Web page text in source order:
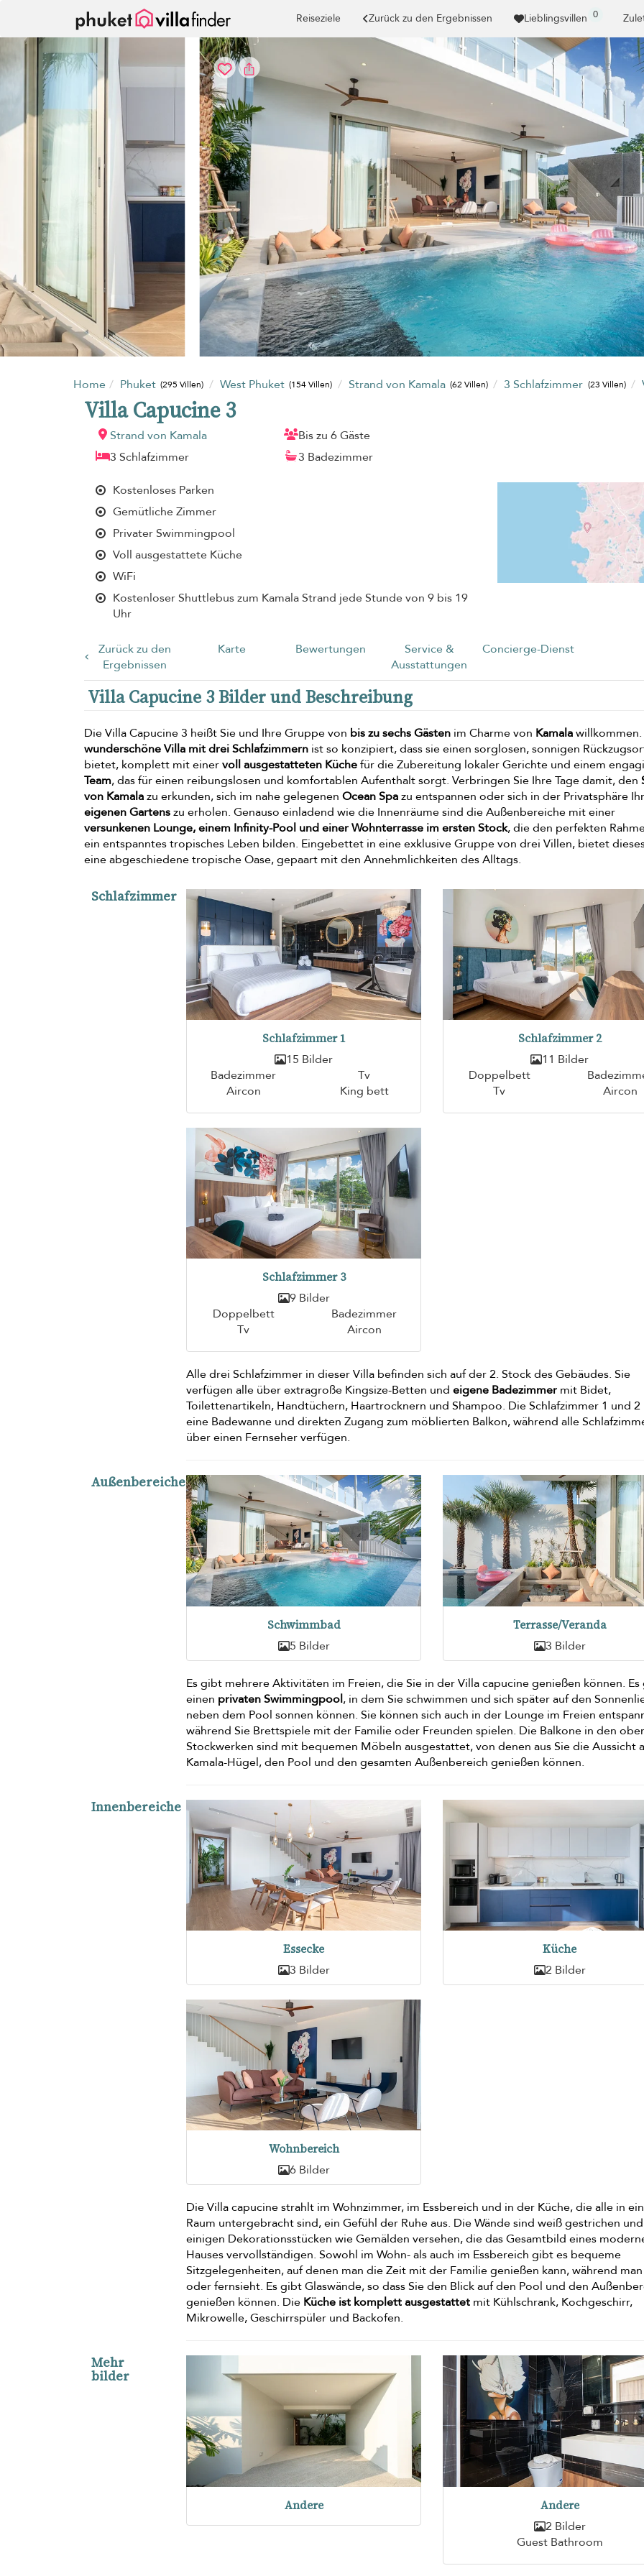
Reiseziele Zurück zu den Ergebnissen Lieblingsvillen 0
Home Phuket (295 Villen) West Phuket (154 Villen) Strand von Kamala (62 Villen) 3 Schlafzimmer (23 Villen)
Villa Capucine 3
Strand von Kamala
Bis zu 6 Gäste
3 Schlafzimmer
3 Badezimmer
Kostenloses Parken
Gemütliche Zimmer
Privater Swimmingpool
Voll ausgestattete Küche
WiFi
Kostenloser Shuttlebus zum Kamala Strand jede Stunde von 9 bis 19
Uhr
Zurück zu den
Ergebnissen
Karte Bewertungen
Service &
Ausstattungen
Concierge-Dienst
Villa Capucine 3 Bilder und Beschreibung
Die Villa Capucine 3 heißt Sie und Ihre Gruppe von bis zu sechs Gästen im Charme von Kamalawillkommen.
wunderschöne Villa mit drei Schlafzimmern ist so konzipiert, dass sie einen sorglosen, sonnigen
bietet, komplett mit einervoll ausgestatteten Küchefür die Zubereitung lokaler Gerichte und einem
Team, das für einen reibungslosen und komfortablen Aufenthalt sorgt. Verbringen Sie Ihre Tage damit, den
von Kamalazu erkunden, sich im nahe gelegenen Ocean Spazu entspannen oder sich in der Privatsphäre
eigenen Gartenszu erholen. Genauso einladend wie die Innenräume sind die Außenbereiche mit einer
versunkenen Lounge, einem Infinity-Pool und einer Wohnterrasse im ersten Stock, die den perfekten
ein entspanntes tropisches Leben bilden. Eingebettet in eine exklusive Gruppe von drei Villen, bietet
eine abgeschiedene tropische Oase, gepaart mit den Annehmlichkeiten des Alltags.
Schlafzimmer
Schlafzimmer 1
15 Bilder
Badezimmer
Tv
Aircon
King bett
Schlafzimmer 2
11 Bilder
Doppelbett
Tv
Aircon
Schlafzimmer 3
9 Bilder
Doppelbett
Badezimmer
Tv
Aircon
Alle drei Schlafzimmer in dieser Villa befinden sich auf der 2. Stock des Gebäudes. Sie
verfügen alle über extragroße Kingsize-Betten undeigene Badezimmer mit Bidet,
Toilettenartikeln, Handtüchern, Haartrocknern und Shampoo. Die Schlafzimmer 1 und 2
eine Badewanne und direkten Zugang zum möblierten Balkon, während alle
über einen Fernseher verfügen.
Außenbereiche
Schwimmbad
5 Bilder
Terrasse/Veranda
3 Bilder
Es gibt mehrere Aktivitäten im Freien, die Sie in der Villa capucine genießen können.
einen privaten Swimmingpool, in dem Sie schwimmen und sich später auf den
neben dem Pool sonnen können. Sie können sich auch in der Lounge im Freien
während Sie Brettspiele mit der Familie oder Freunden spielen. Die Balkone in den
Stockwerken sind mit bequemen Möbeln ausgestattet, von denen aus Sie die Aussicht
Kamala-Hügel, den Pool und den gesamten Außenbereich genießen können.
Innenbereiche
Essecke
3 Bilder
Küche
2 Bilder
Wohnbereich
6 Bilder
Die Villa capucine strahlt im Wohnzimmer, im Essbereich und in der Küche, die alle in
Raum untergebracht sind, ein Gefühl der Ruhe aus. Die Wände sind weiß gestrichen
einigen Dekorationsstücken wie Gemälden versehen, die das Gesamtbild eines
Hauses vervollständigen. Sowohl im Wohn- als auch im Essbereich gibt es bequeme
Sitzgelegenheiten, auf denen man die Zeit mit der Familie genießen kann, während
oder fernsieht. Es gibt Glaswände, so dass Sie den Blick auf den Pool und den
genießen können. Die Küche ist komplett ausgestattet mit Kühlschrank, Kochgeschirr,
Mikrowelle, Geschirrspüler und Backofen.
Mehr
bilder
Andere Andere
2 Bilder
Guest Bathroom
Cookie-Einstellungen